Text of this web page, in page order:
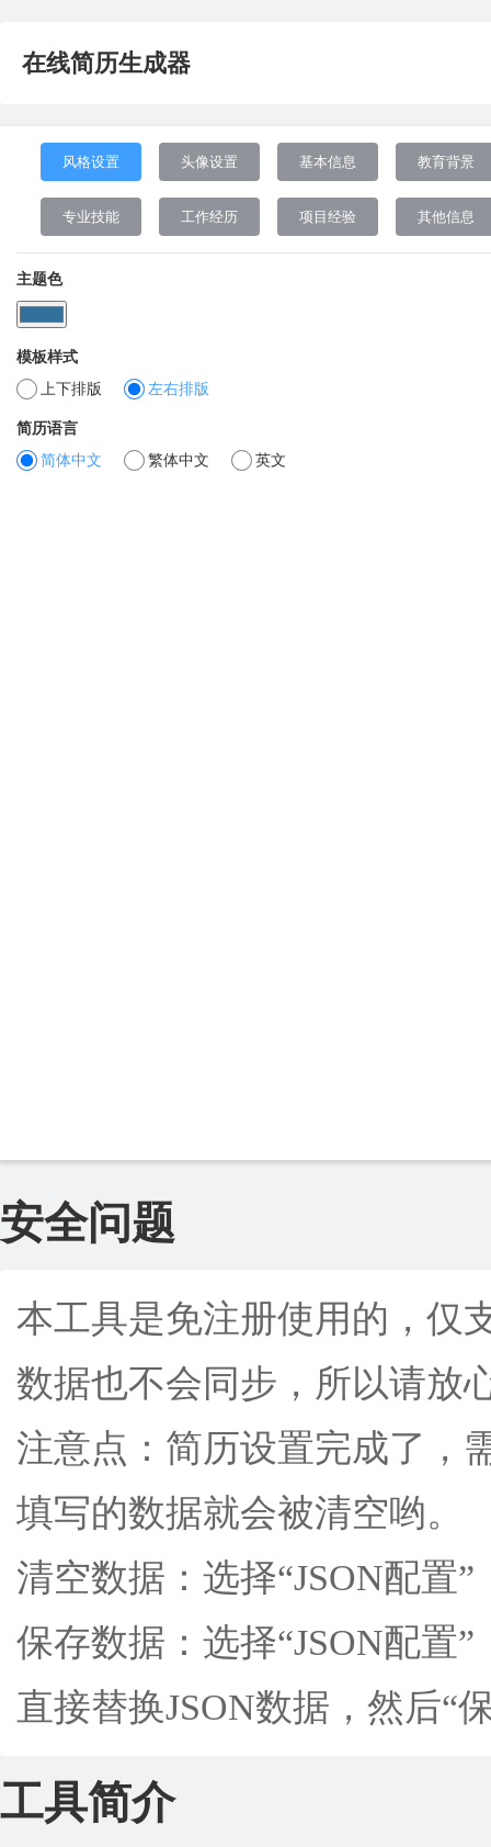
在线简历生成器
风格设置 头像设置 基本信息 教育背景
专业技能 工作经历 项目经验 其他信息
主题色
模板样式
上下排版
左右排版
简历语言
简体中文
繁体中文 英文
安全问题
本工具是免注册使用的，仅
数据也不会同步，所以请放
注意点：简历设置完成了，
填写的数据就会被清空哟。
清空数据：选择“JSON配置
保存数据：选择“JSON配置
直接替换JSON数据，然后“
工具简介